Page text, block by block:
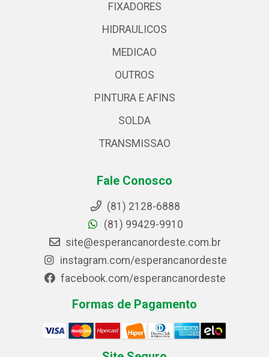
FIXADORES
HIDRAULICOS
MEDICAO
OUTROS
PINTURA E AFINS
SOLDA
TRANSMISSAO
Fale Conosco
(81) 2128-6888
(81) 99429-9910
site@esperancanordeste.com.br
instagram.com/esperancanordeste
facebook.com/esperancanordeste
Formas de Pagamento